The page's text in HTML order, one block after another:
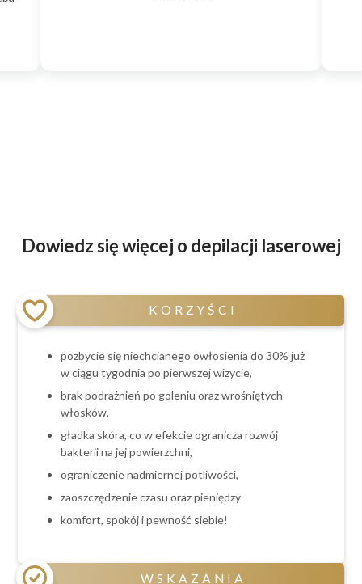
Dowiedz się więcej o depilacji laserowej
KORZYŚCI
pozbycie się niechcianego owłosienia do 30% już
w ciągu tygodnia po pierwszej wizycie,
brak podrażnień po goleniu oraz wrośniętych
włosków,
gładka skóra, co w efekcie ogranicza rozwój
bakterii na jej powierzchni,
ograniczenie nadmiernej potliwości,
zaoszczędzenie czasu oraz pieniędzy
komfort, spokój i pewność siebie!
WSKAZANIA